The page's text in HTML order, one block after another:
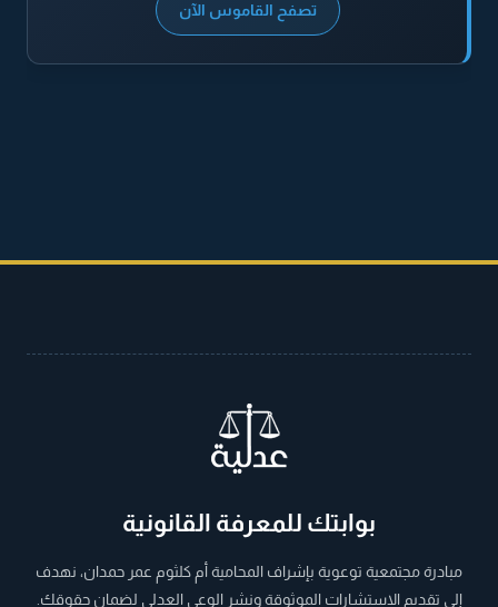
تصفح القاموس الآن
بوابتك للمعرفة القانونية
مبادرة مجتمعية توعوية بإشراف المحامية أم كلثوم عمر حمدان، نهدف
إلى تقديم الاستشارات الموثوقة ونشر الوعي العدلي لضمان حقوقك.